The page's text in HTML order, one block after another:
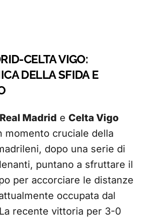
CELTA VIGO:
DELLA SFIDA E
Real Madrid e Celta Vigo
momento cruciale della
dopo una serie di
puntano a sfruttare il
per accorciare le distanze
occupata dal
recente vittoria per 3-0